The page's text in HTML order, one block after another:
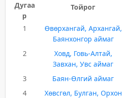
Дугаа
р
Тойрог
1
Өвөрхангай, Архангай,
Баянхонгор аймаг
2
Ховд, Говь-Алтай,
Завхан, Увс аймаг
3 Баян-Өлгий аймаг
4
Хөвсгөл, Булган, Орхон